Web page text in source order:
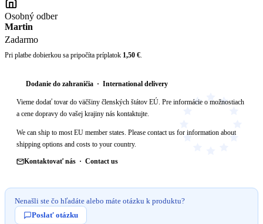
Osobný odber
Martin
Zadarmo
Pri platbe dobierkou sa pripočíta príplatok 1,50 €.
Dodanie do zahraničia · International delivery
Vieme dodať tovar do väčšiny členských štátov EÚ. Pre informácie o možnostiach
a cene dopravy do vašej krajiny nás kontaktujte.
We can ship to most EU member states. Please contact us for information about
shipping options and costs to your country.
Kontaktovať nás · Contact us
Nenašli ste čo hľadáte alebo máte otázku k produktu?
Poslať otázku